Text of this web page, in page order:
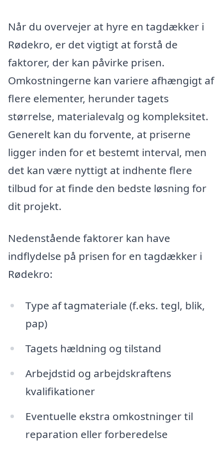
Når du overvejer at hyre en tagdækker i
Rødekro, er det vigtigt at forstå de
faktorer, der kan påvirke prisen.
Omkostningerne kan variere afhængigt af
flere elementer, herunder tagets
størrelse, materialevalg og kompleksitet.
Generelt kan du forvente, at priserne
ligger inden for et bestemt interval, men
det kan være nyttigt at indhente flere
tilbud for at finde den bedste løsning for
dit projekt.
Nedenstående faktorer kan have
indflydelse på prisen for en tagdækker i
Rødekro:
Type af tagmateriale (f.eks. tegl, blik,
pap)
Tagets hældning og tilstand
Arbejdstid og arbejdskraftens
kvalifikationer
Eventuelle ekstra omkostninger til
reparation eller forberedelse